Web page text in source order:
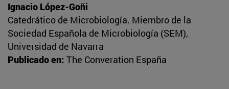
Ignacio López-Goñi
Catedrático de Microbiología. Miembro de la
Sociedad Española de Microbiología (SEM),
Universidad de Navarra
Publicado en: The Converation España